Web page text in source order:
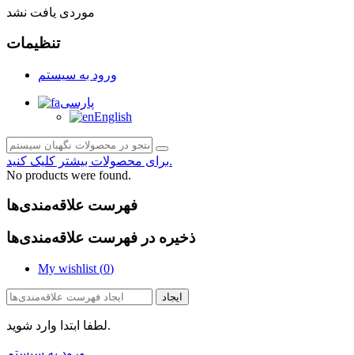
موردی یافت نشد
تنظیمات
ورود به سیستم
پارسی
English
برای محصولات بیشتر کلیک کنید.
No products were found.
فهرست علاقه‌مندی‌ها
ذخیره در فهرست علاقه‌مندی‌ها
My wishlist (0)
ایجاد
لطفا ابتدا وارد شوید.